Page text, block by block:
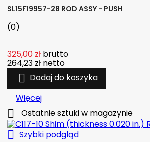
SL15F19957-28 ROD ASSY - PUSH
(0)
325,00 zł brutto
264,23 zł netto
 Dodaj do koszyka
Więcej
 Ostatnie sztuki w magazynie
 Szybki podgląd